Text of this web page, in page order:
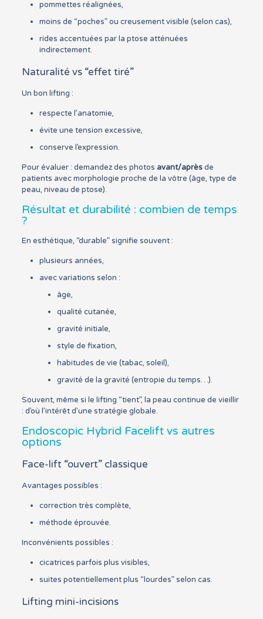
pommettes réalignées,
moins de “poches” ou creusement visible (selon cas),
rides accentuées par la ptose atténuées
indirectement.
Naturalité vs “effet tiré”
Un bon lifting :
respecte l’anatomie,
évite une tension excessive,
conserve l’expression.
Pour évaluer : demandez des photos avant/aprèsde
patients avec morphologie proche de la vôtre (âge, type de
peau, niveau de ptose).
Résultat et durabilité : combien de temps
?
En esthétique, “durable” signifie souvent :
plusieurs années,
avec variations selon :
âge,
qualité cutanée,
gravité initiale,
style de fixation,
habitudes de vie (tabac, soleil),
gravité de la gravité (entropie du temps…).
Souvent, même si le lifting “tient”, la peau continue de vieillir
: d’où l’intérêt d’une stratégie globale.
Endoscopic Hybrid Facelift vs autres
options
Face-lift “ouvert” classique
Avantages possibles :
correction très complète,
méthode éprouvée.
Inconvénients possibles :
cicatrices parfois plus visibles,
suites potentiellement plus “lourdes” selon cas.
Lifting mini-incisions